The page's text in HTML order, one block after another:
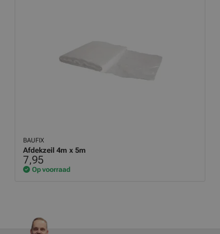
BAUFIX
Afdekzeil 4m x 5m
7,95
Op voorraad